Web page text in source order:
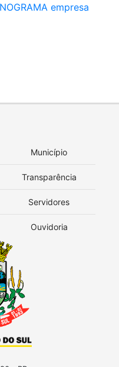
empresa
Município
Transparência
Servidores
Ouvidoria